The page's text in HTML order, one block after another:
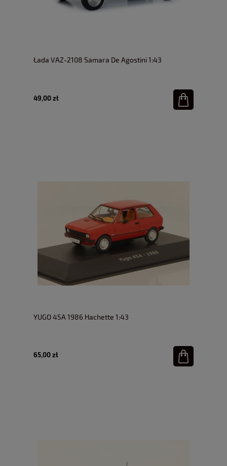
Łada VAZ-2108 Samara De Agostini 1:43
49,00 zł
YUGO 45A 1986 Hachette 1:43
65,00 zł